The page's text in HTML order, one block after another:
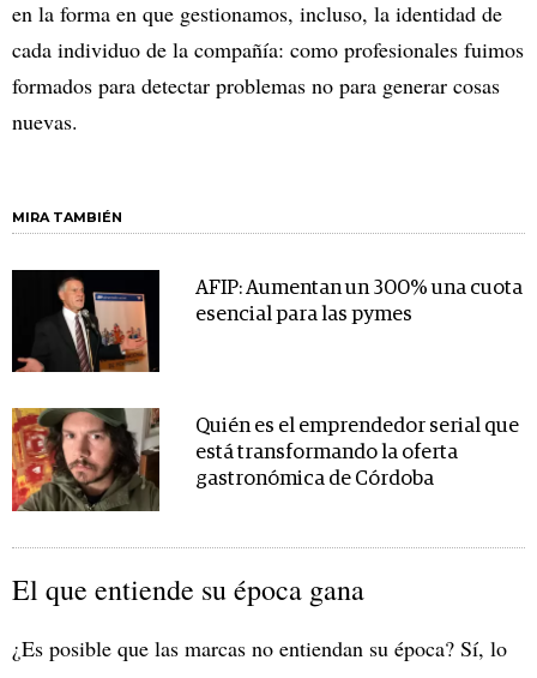
en la forma en que gestionamos, incluso, la identidad de
cada individuo de la compañía: como profesionales fuimos
formados para detectar problemas no para generar cosas
nuevas.
MIRA TAMBIÉN
AFIP: Aumentan un 300% una cuota
esencial para las pymes
Quién es el emprendedor serial que
está transformando la oferta
gastronómica de Córdoba
El que entiende su época gana
¿Es posible que las marcas no entiendan su época? Sí, lo